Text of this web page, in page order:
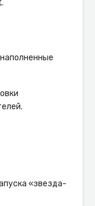
«звезда-